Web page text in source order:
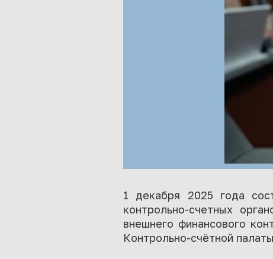
1 декабря 2025 года
контрольно-счетных
внешнего финансового
Контрольно-счётной